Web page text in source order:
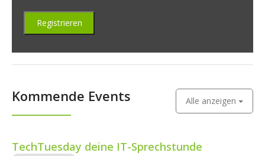
Kommende Events Alle anzeigen
TechTuesday deine IT-Sprechstunde